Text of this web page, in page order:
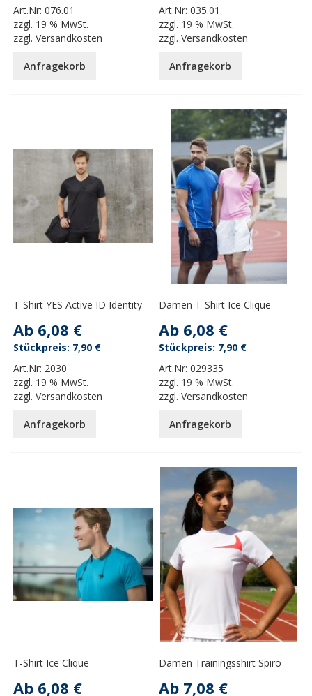
Art.Nr:076.01
zzgl. 19 % MwSt.
zzgl.Versandkosten
Anfragekorb
Art.Nr:035.01
zzgl. 19 % MwSt.
zzgl.Versandkosten
Anfragekorb
T-Shirt YES Active ID Identity
Ab 6,08 €
Art.Nr: 2030
zzgl. 19 % MwSt.
zzgl.Versandkosten
7,90 €
Anfragekorb
Damen T-Shirt Ice Clique
Ab 6,08 €
Art.Nr:029335
zzgl. 19 % MwSt.
zzgl.Versandkosten
7,90 €
Anfragekorb
T-Shirt Ice Clique
Ab 6,08 €
Damen Trainingsshirt Spiro
Ab 7,08 €